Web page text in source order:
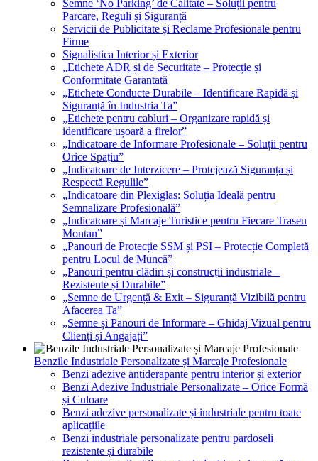
Semne ‘No Parking’ de Calitate – Soluții pentru
Parcare, Reguli și Siguranță
Servicii de Publicitate și Reclame Profesionale pentru
Firme
Signalistica Interior și Exterior
„Etichete ADR și de Securitate – Protecție și
Conformitate Garantată
„Etichete Conducte Durabile – Identificare Rapidă și
Siguranță în Industria Ta”
„Etichete pentru cabluri – Organizare rapidă și
identificare ușoară a firelor”
„Indicatoare de Informare Profesionale – Soluții pentru
Orice Spațiu”
„Indicatoare de Interzicere – Protejează Siguranța și
Respectă Regulile”
„Indicatoare din Plexiglas: Soluția Ideală pentru
Semnalizare Profesională”
„Indicatoare și Marcaje Turistice pentru Fiecare Traseu
Montan”
„Panouri de Protecție SSM și PSI – Protecție Completă
pentru Locul de Muncă”
„Panouri pentru clădiri și construcții industriale –
Rezistente și Durabile”
„Semne de Urgență & Exit – Siguranță Vizibilă pentru
Afacerea Ta”
„Semne și Panouri de Informare – Ghidaj Vizual pentru
Clienți și Angajați”
Benzile Industriale Personalizate și Marcaje Profesionale
Benzi adezive antiderapante pentru interior și exterior
Benzi Adezive Industriale Personalizate – Orice Formă
și Culoare
Benzi adezive personalizate și industriale pentru toate
aplicațiile
Benzi industriale personalizate pentru pardoseli
rezistente și durabile